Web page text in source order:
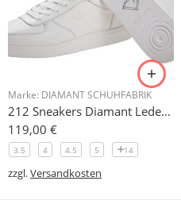
Marke: DIAMANT SCHUHFABRIK
212 Sneakers Diamant Leder weiss, drehfreudige Kunststoffsohle
119,00 €
3.5 4 4.5 5 14
zzgl.Versandkosten